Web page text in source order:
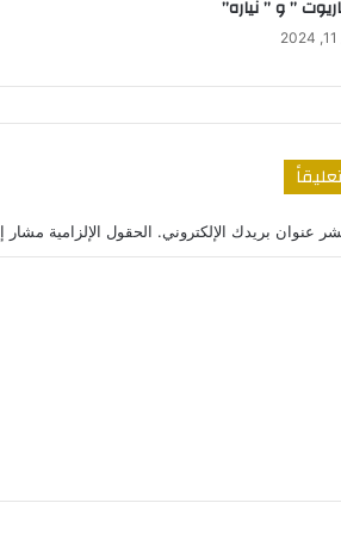
” و ” نياره”
عنوان بريدك الإلكتروني. الحقول الإلزامية مشار